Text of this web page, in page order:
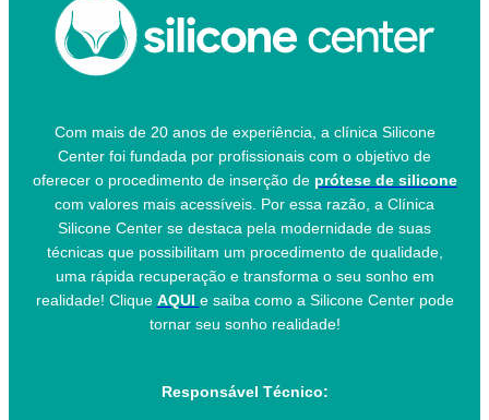
Com mais de 20 anos de experiência, a clínica Silicone
Center foi fundada por profissionais com o objetivo de
oferecer o procedimento de inserção de prótese de silicone
com valores mais acessíveis. Por essa razão, a Clínica
Silicone Center se destaca pela modernidade de suas
técnicas que possibilitam um procedimento de qualidade,
uma rápida recuperação e transforma o seu sonho em
realidade! Clique AQUI e saiba como a Silicone Center pode
tornar seu sonho realidade!
Responsável Técnico: